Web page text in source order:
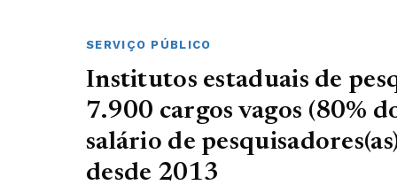
SERVIÇO PÚBLICO
Institutos estaduais de
7.900 cargos vagos (80%
salário de
desde 2013